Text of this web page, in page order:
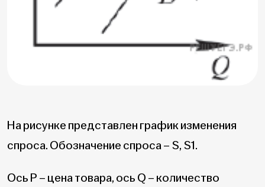
На рисунке представлен график изменения
спроса. Обозначение спроса – S, S1.
Ось P – цена товара, ось Q – количество